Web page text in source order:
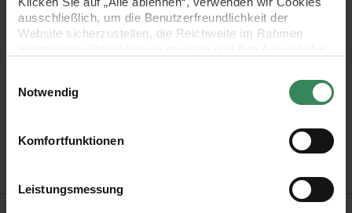
ausschließlich, um die Benutzerfreundlichkeit der
Website sicherzustellen, die Reichweite im Rahmen
Ihre Einwilligung ist freiwillig und kann jederzeit über den
Link „Cookie-Einstellungen“ im Fußbereich der Seite
verwendeten Technologien und den Empfängern der
Daten finden Sie in unserer Datenschutzerklärung.
Notwendig
Komfortfunktionen
Leistungsmessung
- Papierserviette mit Erdbeer-Motiv
- 3-lagig